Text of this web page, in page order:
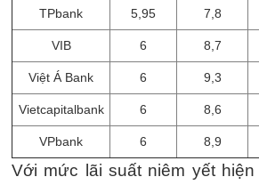
TPbank 5,95 7,8
VIB 6 8,7
Việt Á Bank 6 9,3
Vietcapitalbank 6 8,6
VPbank 6 8,9
Với mức lãi suất niêm yết hiện